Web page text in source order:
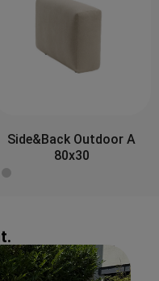
Side&Back Outdoor B
100x30